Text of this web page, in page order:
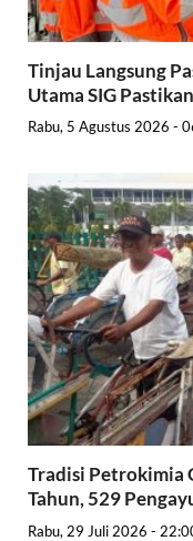
Tinjau Langsung
Utama SIG
Rabu, 5 Agustus 2026 -
Tradisi Petrokimia
Tahun, 529
Rabu, 29 Juli 2026 -